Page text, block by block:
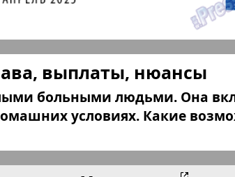
Мюнхен-сити
My City
am Main
Наша Газета
Ирландия
Наша
выплаты, нюансы
больными людьми. Она
условиях. Какие